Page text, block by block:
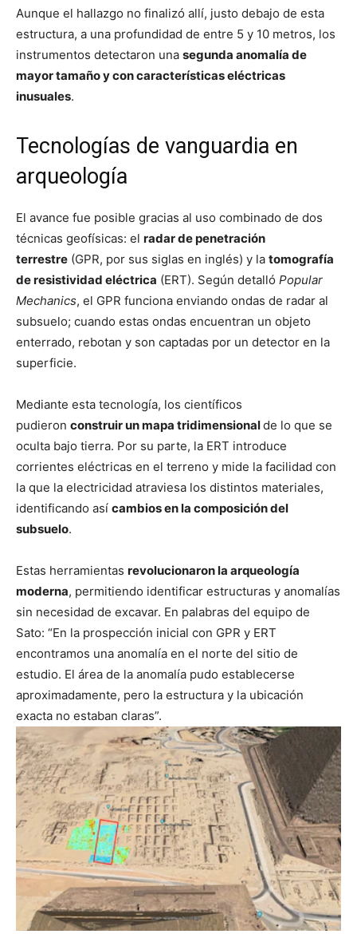
Aunque el hallazgo no finalizó allí, justo debajo de esta
estructura, a una profundidad de entre 5 y 10 metros, los
instrumentos detectaron una segunda anomalía de
mayor tamaño y con características eléctricas
inusuales.
Tecnologías de vanguardia en
arqueología
El avance fue posible gracias al uso combinado de dos
técnicas geofísicas: el radar de penetración
terrestre (GPR, por sus siglas en inglés) y la tomografía
de resistividad eléctrica (ERT). Según detalló Popular
Mechanics, el GPR funciona enviando ondas de radar al
subsuelo; cuando estas ondas encuentran un objeto
enterrado, rebotan y son captadas por un detector en la
superficie.
Mediante esta tecnología, los científicos
pudieron construir un mapa tridimensionalde lo que se
oculta bajo tierra. Por su parte, la ERT introduce
corrientes eléctricas en el terreno y mide la facilidad con
la que la electricidad atraviesa los distintos materiales,
identificando así cambios en la composición del
subsuelo.
Estas herramientas revolucionaron la arqueología
moderna, permitiendo identificar estructuras y anomalías
sin necesidad de excavar. En palabras del equipo de
Sato: “En la prospección inicial con GPR y ERT
encontramos una anomalía en el norte del sitio de
estudio. El área de la anomalía pudo establecerse
aproximadamente, pero la estructura y la ubicación
exacta no estaban claras”.